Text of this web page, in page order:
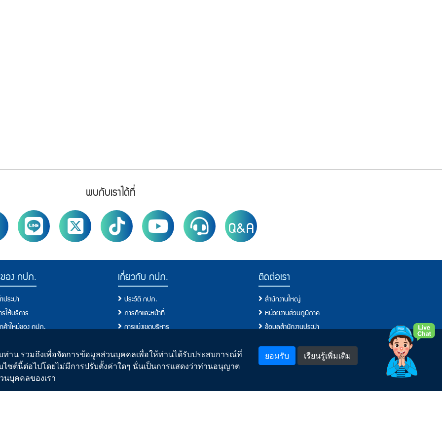
พบกับเราได้ที่
Q&A
อง กปภ.
ประปา
ให้บริการ
าใหม่ของ กปภ.
ารใช้น้ำ
ประปาใหม่
ปฏิบัติ/มาตรฐานการปฏิบัติงาน
ารประชาชน/ขั้นตอนการให้บริการ
เกี่ยวกับ กปภ.
ประวัติ กปภ.
ภารกิจและหน้าที่
การแบ่งเขตบริหาร
คณะกรรมการ
คณะผู้บริหาร
รายงานประจำปี
ติดต่อเรา
สำนักงานใหญ่
หน่วยงานส่วนภูมิภาค
ข้อมูลสำนักงานประปา
แจ้งเรื่องร้องเรียน/แสดงความคิดเห็น
พบเห็นการทุจริตหรือประพฤติมิชอบแจ้งที่นี่
ช่องทางอิเล็กทรอนิกส์สำหรับติดต่อ กปภ.
าน รวมถึงเพื่อจัดการข้อมูลส่วนบุคคลเพื่อให้ท่านได้รับประสบการณ์ที่
ไซต์นี้ต่อไปโดยไม่มีการปรับตั้งค่าใดๆ นั่นเป็นการแสดงว่าท่านอนุญาต
บุคคลของเรา
ยอมรับ เรียนรู้เพิ่มเติม